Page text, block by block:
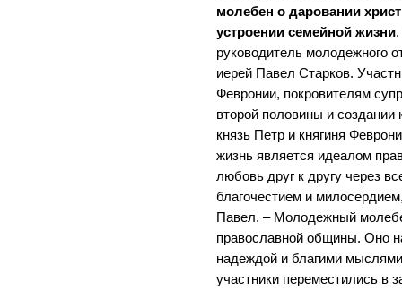
молебен о даровании
устроении семейной жизни
руководитель молодежного
иерей Павел Старков.
Февронии, покровителям
второй половины и создании
князь Петр и княгиня
жизнь является идеалом
любовь друг к другу через
благочестием и
Павел. – Молодежный
православной общины. Оно
надеждой и благими
участники переместились в